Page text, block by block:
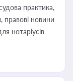
практика,
правові новини
нотаріусів